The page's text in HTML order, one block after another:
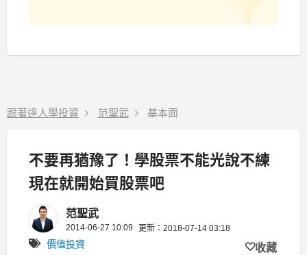
跟著達人學投資 范聖武 基本面
不要再猶豫了！學股票不能光說不練
現在就開始買股票吧
范聖武
2014-06-27 10:09 更新：2018-07-14 03:18
價值投資 收藏